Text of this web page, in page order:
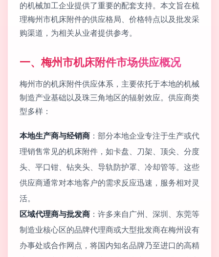
的机械加工企业提供了重要的配套支持。本文旨在梳
理梅州市机床附件的供应格局、价格特点以及批发采
购渠道，为相关从业者提供参考。
一、梅州市机床附件市场供应概况
梅州市的机床附件供应体系，主要依托于本地的机械
制造产业基础以及珠三角地区的辐射效应。供应商类
型多样：
本地生产商与经销商 ：部分本地企业专注于生产或代
理销售常见的机床附件，如卡盘、刀架、顶尖、分度
头、平口钳、钻夹头、导轨防护罩、冷却管等。这些
供应商通常对本地客户的需求反应迅速，服务相对灵
活。
区域代理商与批发商 ：许多来自广州、深圳、东莞等
制造业核心区的品牌代理商或大型批发商在梅州设有
办事处或合作网点，将国内知名品牌乃至进口的高精